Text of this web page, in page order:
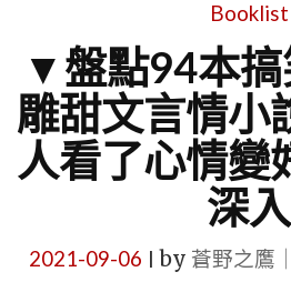
Booklist
▼盤點94本搞
雕甜文言情小
人看了心情變
深入
2021-09-06 by 蒼野之鷹